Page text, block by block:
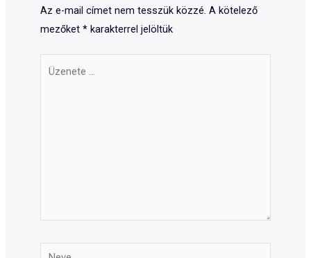
Az e-mail címet nem tesszük közzé. A kötelező
mezőket *karakterrel jelöltük
Neve